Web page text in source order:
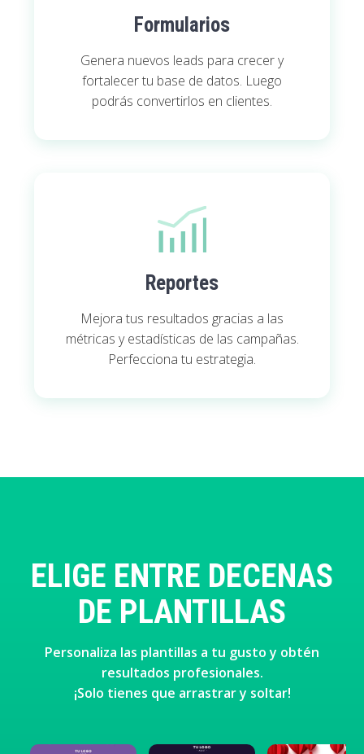
Formularios
Genera nuevos leads para crecer y
fortalecer tu base de datos. Luego
podrás convertirlos en clientes.
Reportes
Mejora tus resultados gracias a las
métricas y estadísticas de las campañas.
Perfecciona tu estrategia.
ELIGE ENTRE DECENAS
DE PLANTILLAS
Personaliza las plantillas a tu gusto y obtén
resultados profesionales.
¡Solo tienes que arrastrar y soltar!